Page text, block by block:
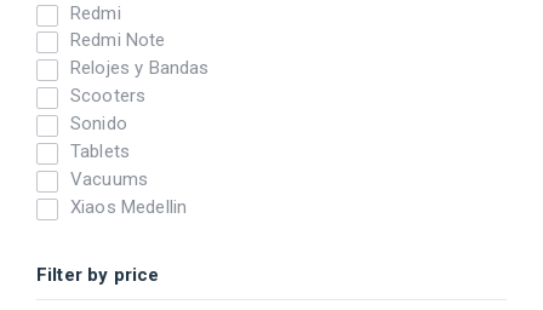
Redmi
Redmi Note
Relojes y Bandas
Scooters
Sonido
Tablets
Vacuums
Xiaos Medellin
Filter by price